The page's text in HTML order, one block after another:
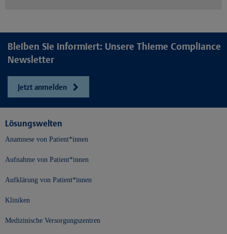
Bleiben Sie informiert: Unsere Thieme Compliance
Newsletter
Jetzt anmelden
Lösungswelten
Anamnese von Patient*innen
Aufnahme von Patient*innen
Aufklärung von Patient*innen
Kliniken
Medizinische Versorgungszentren